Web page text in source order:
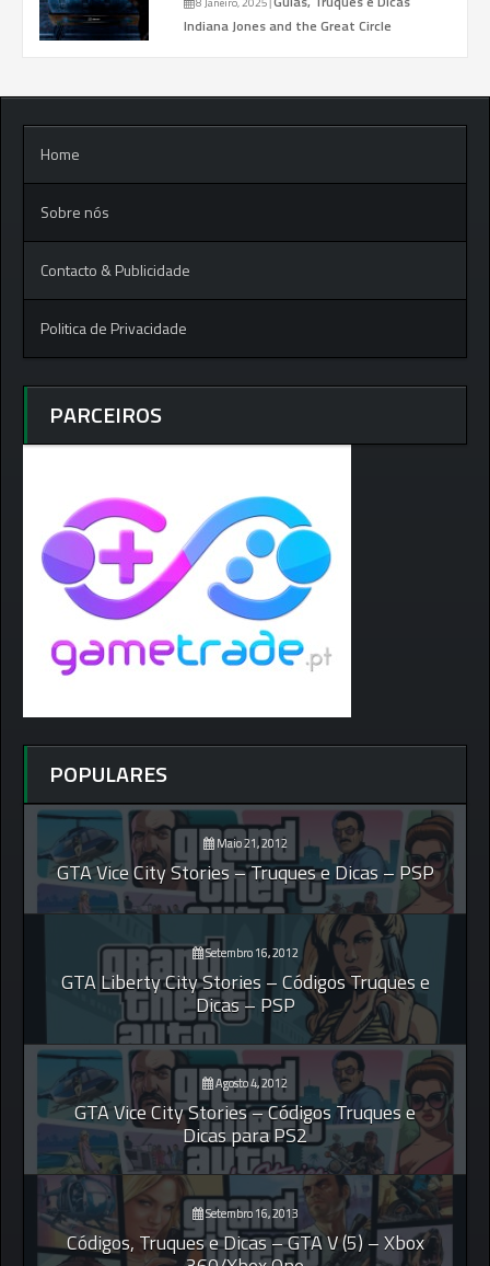
Indiana Jones and the Great Circle
Home
Sobre nós
Contacto & Publicidade
Politica de Privacidade
PARCEIROS
POPULARES
Maio 21, 2012
GTA Vice City Stories – Truques e Dicas – PSP
Setembro 16, 2012
GTA Liberty City Stories – Códigos Truques e
Dicas – PSP
Agosto 4, 2012
GTA Vice City Stories – Códigos Truques e
Dicas para PS2
Setembro 16, 2013
Códigos, Truques e Dicas – GTA V (5) – Xbox